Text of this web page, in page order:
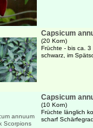
Capsicum
(20 Korn)
Früchte - bis ca.
schwarz, im
Capsicum
(10 Korn)
Früchte länglich
scharf